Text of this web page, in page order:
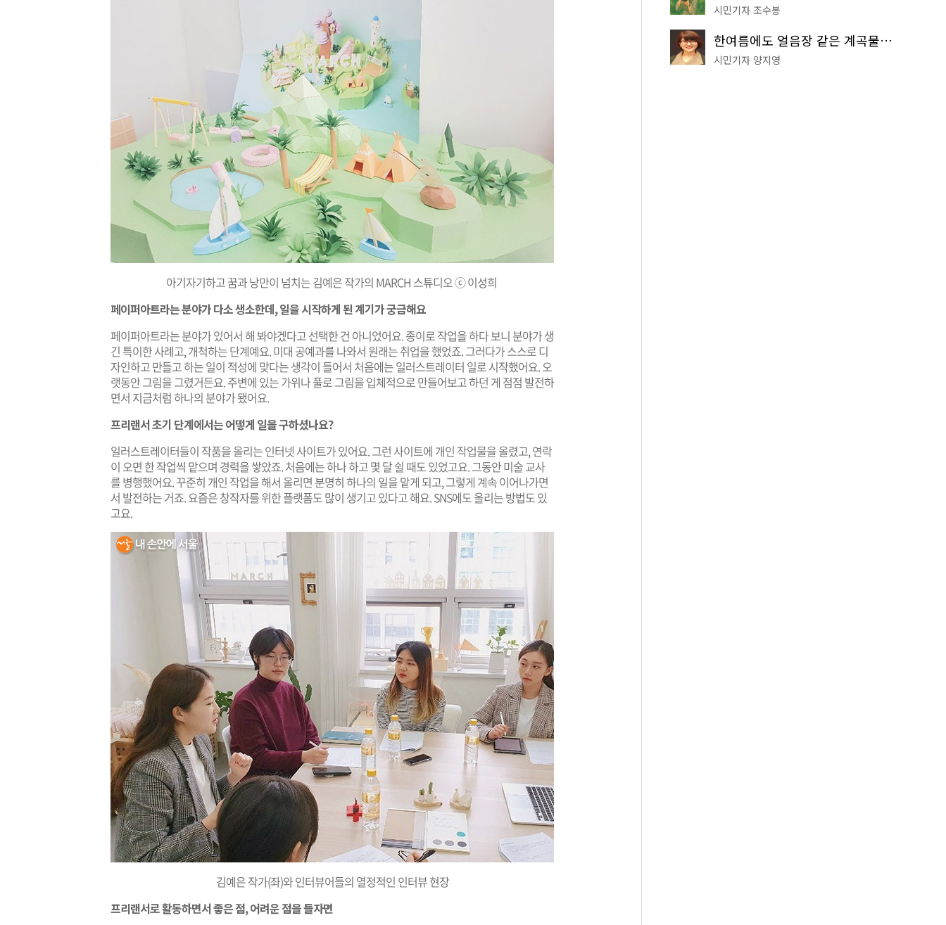
아기자기하고 꿈과 낭만이 넘치는 김예은 작가의 MARCH 스튜디오ⓒ이성희
페이퍼아트라는 분야가 다소 생소한데, 일을 시작하게 된 계기가 궁금해요
페이퍼아트라는 분야가 있어서 해 봐야겠다고 선택한 건 아니었어요. 종이로 작업을 하다 보니 분야가 생
긴 특이한 사례고, 개척하는 단계예요. 미대 공예과를 나와서 원래는 취업을 했었죠. 그러다가 스스로 디
자인하고 만들고 하는 일이 적성에 맞다는 생각이 들어서 처음에는 일러스트레이터 일로 시작했어요. 오
랫동안 그림을 그렸거든요. 주변에 있는 가위나 풀로 그림을 입체적으로 만들어보고 하던 게 점점 발전하
면서 지금처럼 하나의 분야가 됐어요.
프리랜서 초기 단계에서는 어떻게 일을 구하셨나요?
일러스트레이터들이 작품을 올리는 인터넷 사이트가 있어요. 그런 사이트에 개인 작업물을 올렸고, 연락
이 오면 한 작업씩 맡으며 경력을 쌓았죠. 처음에는 하나 하고 몇 달 쉴 때도 있었고요. 그동안 미술 교사
를 병행했어요. 꾸준히 개인 작업을 해서 올리면 분명히 하나의 일을 맡게 되고, 그렇게 계속 이어나가면
서 발전하는 거죠. 요즘은 창작자를 위한 플랫폼도 많이 생기고 있다고 해요. SNS에도 올리는 방법도 있
고요.
김예은 작가(좌)와 인터뷰어들의 열정적인 인터뷰 현장
프리랜서로 활동하면서 좋은 점, 어려운 점을 들자면
시민기자 조수봉
한여름에도 얼음장 같은 계곡물! 서울 '진관사 계곡'이 천국이네~
시민기자 양지영